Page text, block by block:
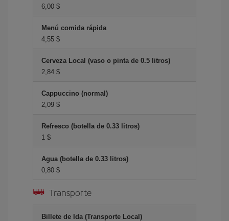
6,00 $
Menú comida rápida
4,55 $
Cerveza Local (vaso o pinta de 0.5 litros)
2,84 $
Cappuccino (normal)
2,09 $
Refresco (botella de 0.33 litros)
1 $
Agua (botella de 0.33 litros)
0,80 $
Transporte
Billete de Ida (Transporte Local)